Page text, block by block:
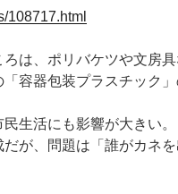
108717.html
は、ポリバケツや文房
容器包装プラスチック」
生活にも影響が大きい。
が、問題は「誰がカネ